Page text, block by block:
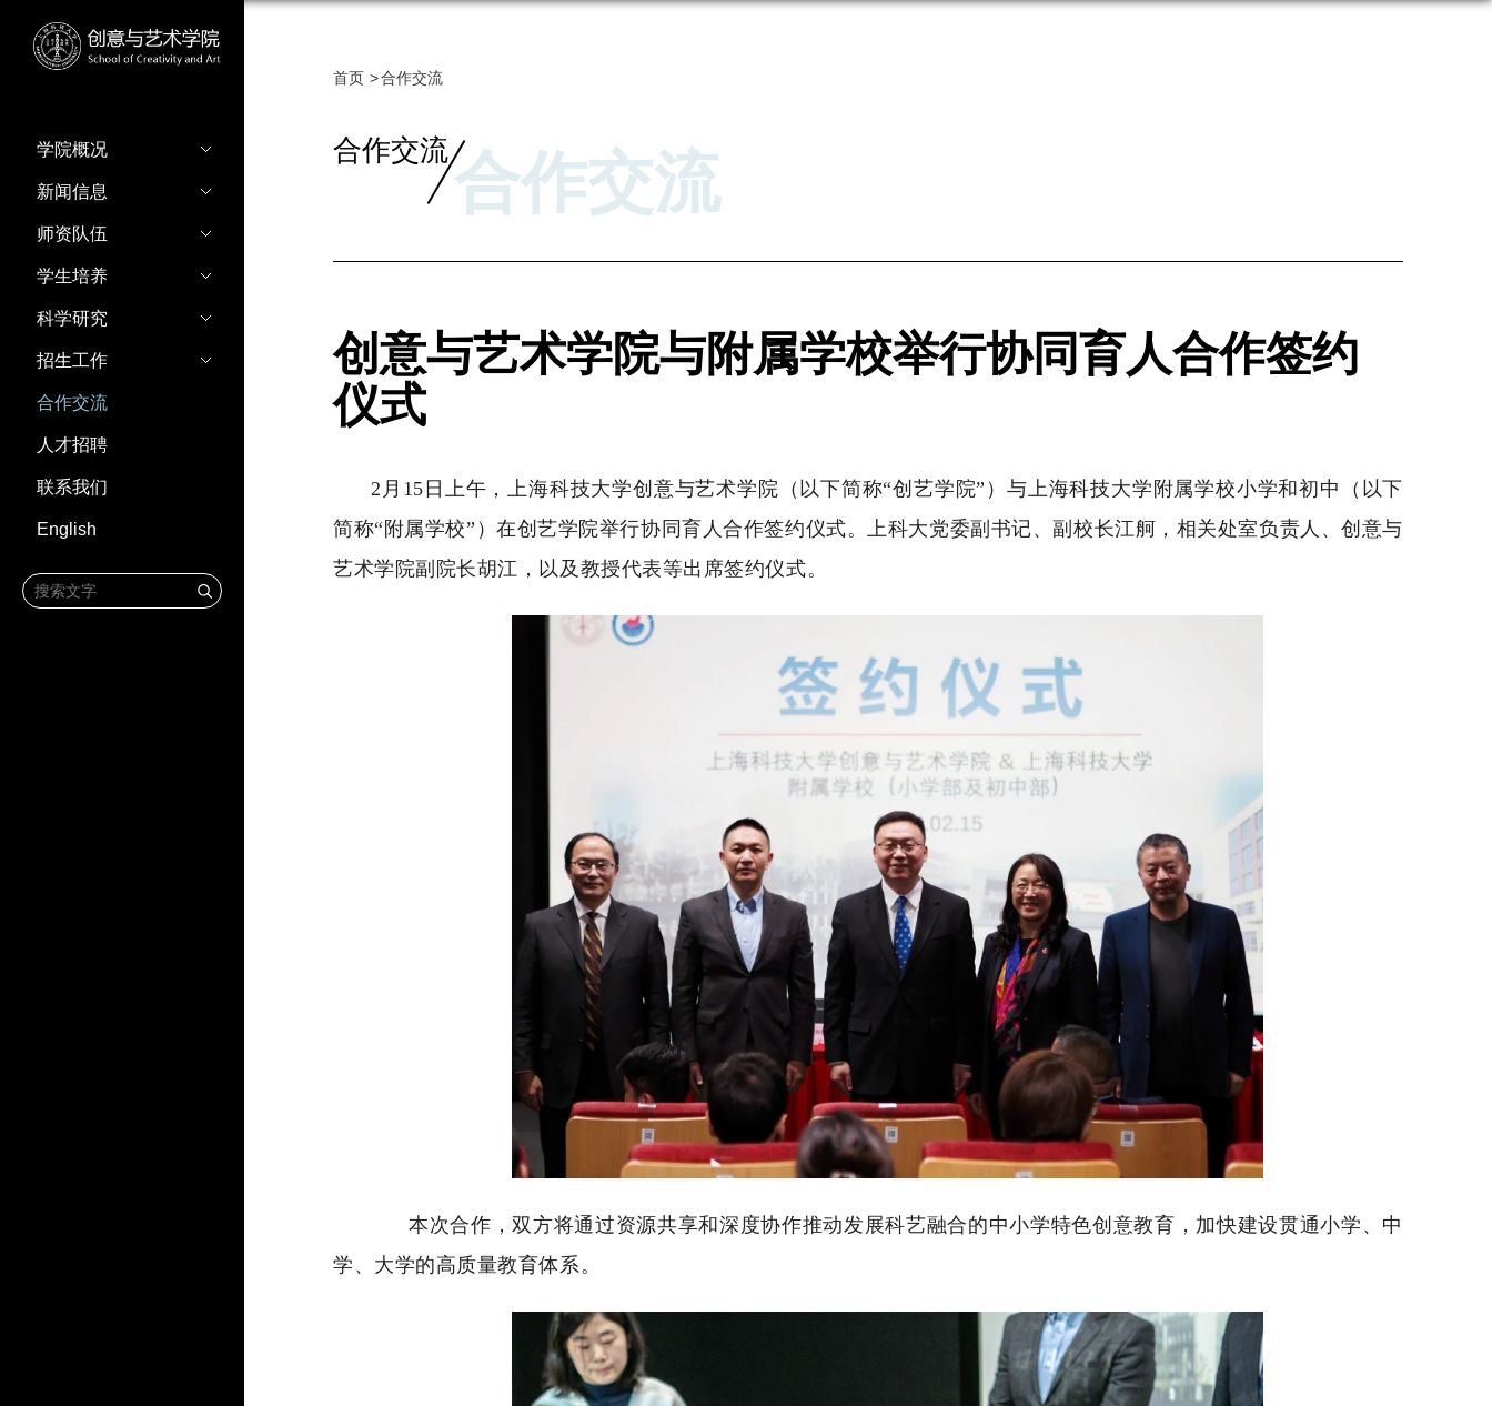
学院概况
新闻信息
师资队伍
学生培养
科学研究
招生工作
合作交流
人才招聘
联系我们
English
首页 合作交流
合作交流合作交流
创意与艺术学院与附属学校举行协同育人合作签约
仪式
2月15日上午，上海科技大学创意与艺术学院（以下简称“创艺学院”）与上海科技大学附属学校小学和初中（以下
简称“附属学校”）在创艺学院举行协同育人合作签约仪式。上科大党委副书记、副校长江舸，相关处室负责人、创意与
艺术学院副院长胡江，以及教授代表等出席签约仪式。
本次合作，双方将通过资源共享和深度协作推动发展科艺融合的中小学特色创意教育，加快建设贯通小学、中
学、大学的高质量教育体系。